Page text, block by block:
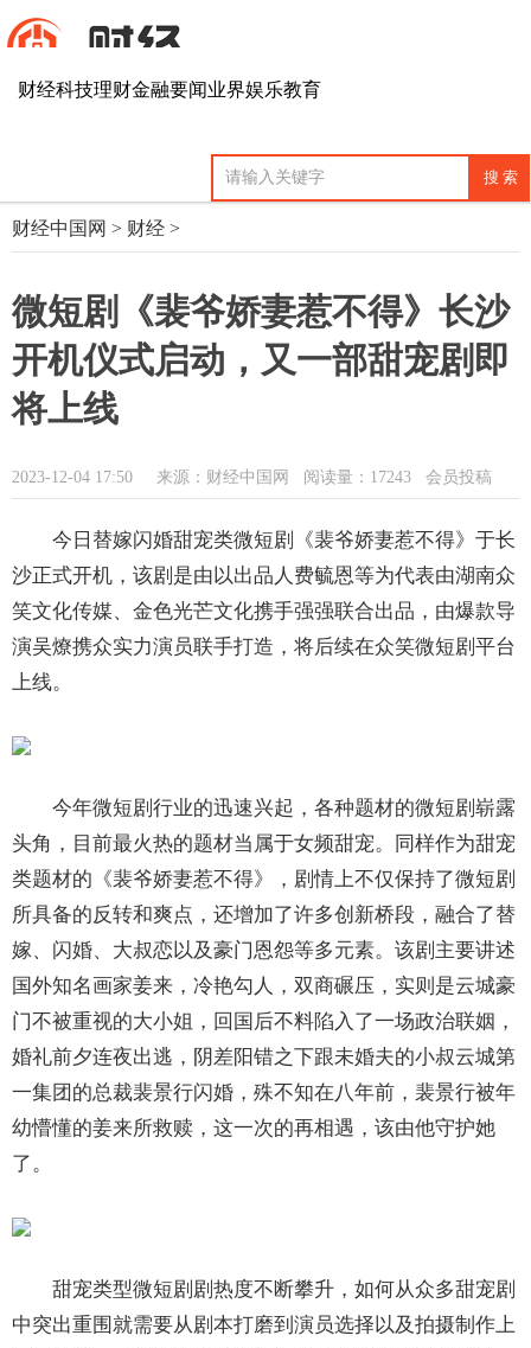
财经科技理财金融要闻业界娱乐教育
财经中国网 > 财经 >
微短剧《裴爷娇妻惹不得》长沙
开机仪式启动，又一部甜宠剧即
将上线
2023-12-04 17:50 来源：财经中国网 阅读量：17243 会员投稿
今日替嫁闪婚甜宠类微短剧《裴爷娇妻惹不得》于长
沙正式开机，该剧是由以出品人费毓恩等为代表由湖南众
笑文化传媒、金色光芒文化携手强强联合出品，由爆款导
演吴燎携众实力演员联手打造，将后续在众笑微短剧平台
上线。
今年微短剧行业的迅速兴起，各种题材的微短剧崭露
头角，目前最火热的题材当属于女频甜宠。同样作为甜宠
类题材的《裴爷娇妻惹不得》，剧情上不仅保持了微短剧
所具备的反转和爽点，还增加了许多创新桥段，融合了替
嫁、闪婚、大叔恋以及豪门恩怨等多元素。该剧主要讲述
国外知名画家姜来，冷艳勾人，双商碾压，实则是云城豪
门不被重视的大小姐，回国后不料陷入了一场政治联姻，
婚礼前夕连夜出逃，阴差阳错之下跟未婚夫的小叔云城第
一集团的总裁裴景行闪婚，殊不知在八年前，裴景行被年
幼懵懂的姜来所救赎，这一次的再相遇，该由他守护她
了。
甜宠类型微短剧剧热度不断攀升，如何从众多甜宠剧
中突出重围就需要从剧本打磨到演员选择以及拍摄制作上